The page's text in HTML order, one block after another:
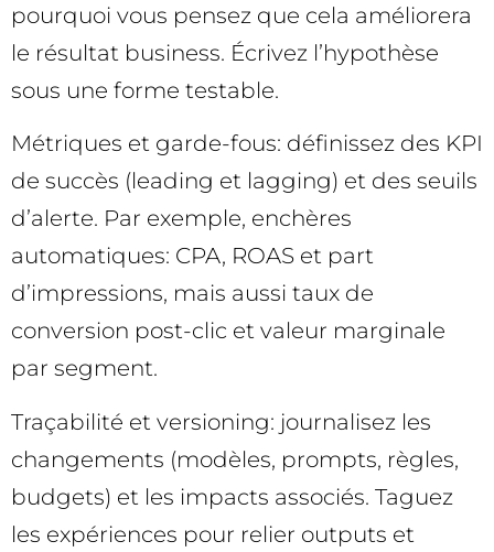
pourquoi vous pensez que cela améliorera
le résultat business. Écrivez l’hypothèse
sous une forme testable.
Métriques et garde-fous: définissez des KPI
de succès (leading et lagging) et des seuils
d’alerte. Par exemple, enchères
automatiques: CPA, ROAS et part
d’impressions, mais aussi taux de
conversion post-clic et valeur marginale
par segment.
Traçabilité et versioning: journalisez les
changements (modèles, prompts, règles,
budgets) et les impacts associés. Taguez
les expériences pour relier outputs et